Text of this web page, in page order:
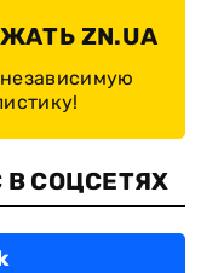
ZN.UA
СОЦСЕТЯХ